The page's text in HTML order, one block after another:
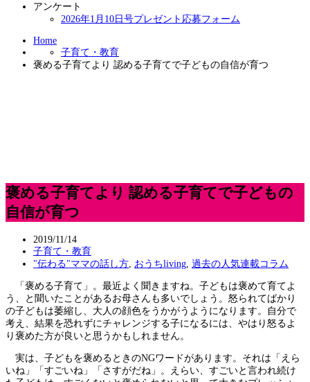
アンケート
2026年1月10日号プレゼント応募フォーム
Home
子育て・教育
褒める子育てより 認める子育てで子どもの自信が育つ
褒める子育てより 認める子育てで子どもの
自信が育つ
2019/11/14
子育て・教育
"伝わる"ママの話し方 おうちliving 過去の人気連載コラム
「褒める子育て」。最近よく聞きますね。子どもは褒めて育てよ
う、と聞いたことがあるお母さんも多いでしょう。怒られてばかり
の子どもは萎縮し、大人の顔色をうかがうようになります。自分で
考え、結果を恐れずにチャレンジする子になるには、やはり怒るよ
り褒めた方が良いと思うかもしれません。
実は、子どもを褒めるときのNGワードがあります。それは「えら
いね」「すごいね」「さすがだね」。えらい、すごいと言われ続け